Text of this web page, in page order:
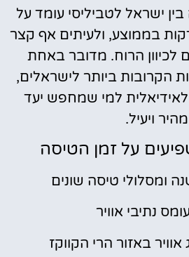
ישראל לטביליסי עומד על
בממוצע, ולעיתים אף קצר
הרוח. מדובר באחת
הקרובות ביותר לישראלים,
למי שמחפש יעד
מהיר ויעיל.
על זמן הטיסה
ומסלולי טיסה שונים
עומס נתיבי אוויר
אוויר באזור הרי הקווקז